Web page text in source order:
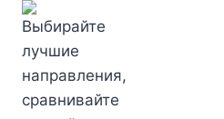
Перейти
содержимому